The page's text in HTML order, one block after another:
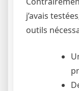
j’avais
outils